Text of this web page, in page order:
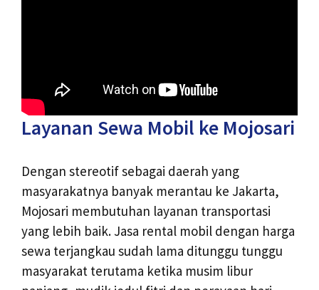
Layanan Sewa Mobil ke Mojosari
Dengan stereotif sebagai daerah yang
masyarakatnya banyak merantau ke Jakarta,
Mojosari membutuhan layanan transportasi
yang lebih baik. Jasa rental mobil dengan harga
sewa terjangkau sudah lama ditunggu tunggu
masyarakat terutama ketika musim libur